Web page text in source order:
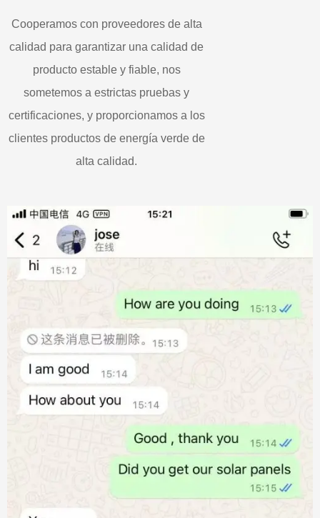
Cooperamos con proveedores de alta
calidad para garantizar una calidad de
producto estable y fiable, nos
sometemos a estrictas pruebas y
certificaciones, y proporcionamos a los
clientes productos de energía verde de
alta calidad.